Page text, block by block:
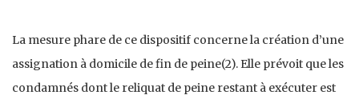
La mesure phare de ce dispositif concerne la création d’une
assignation à domicile de fin de peine(2). Elle prévoit que les
condamnés dont le reliquat de peine restant à exécuter est